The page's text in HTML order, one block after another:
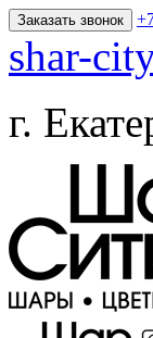
Заказать звонок
shar-
г.